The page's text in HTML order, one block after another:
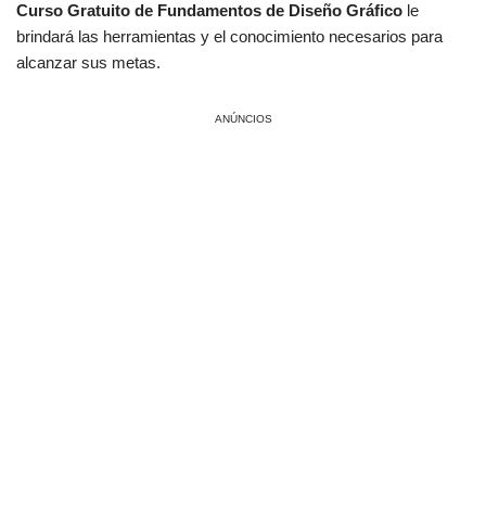
Curso Gratuito de Fundamentos de Diseño Gráfico le
brindará las herramientas y el conocimiento necesarios para
alcanzar sus metas.
ANÚNCIOS